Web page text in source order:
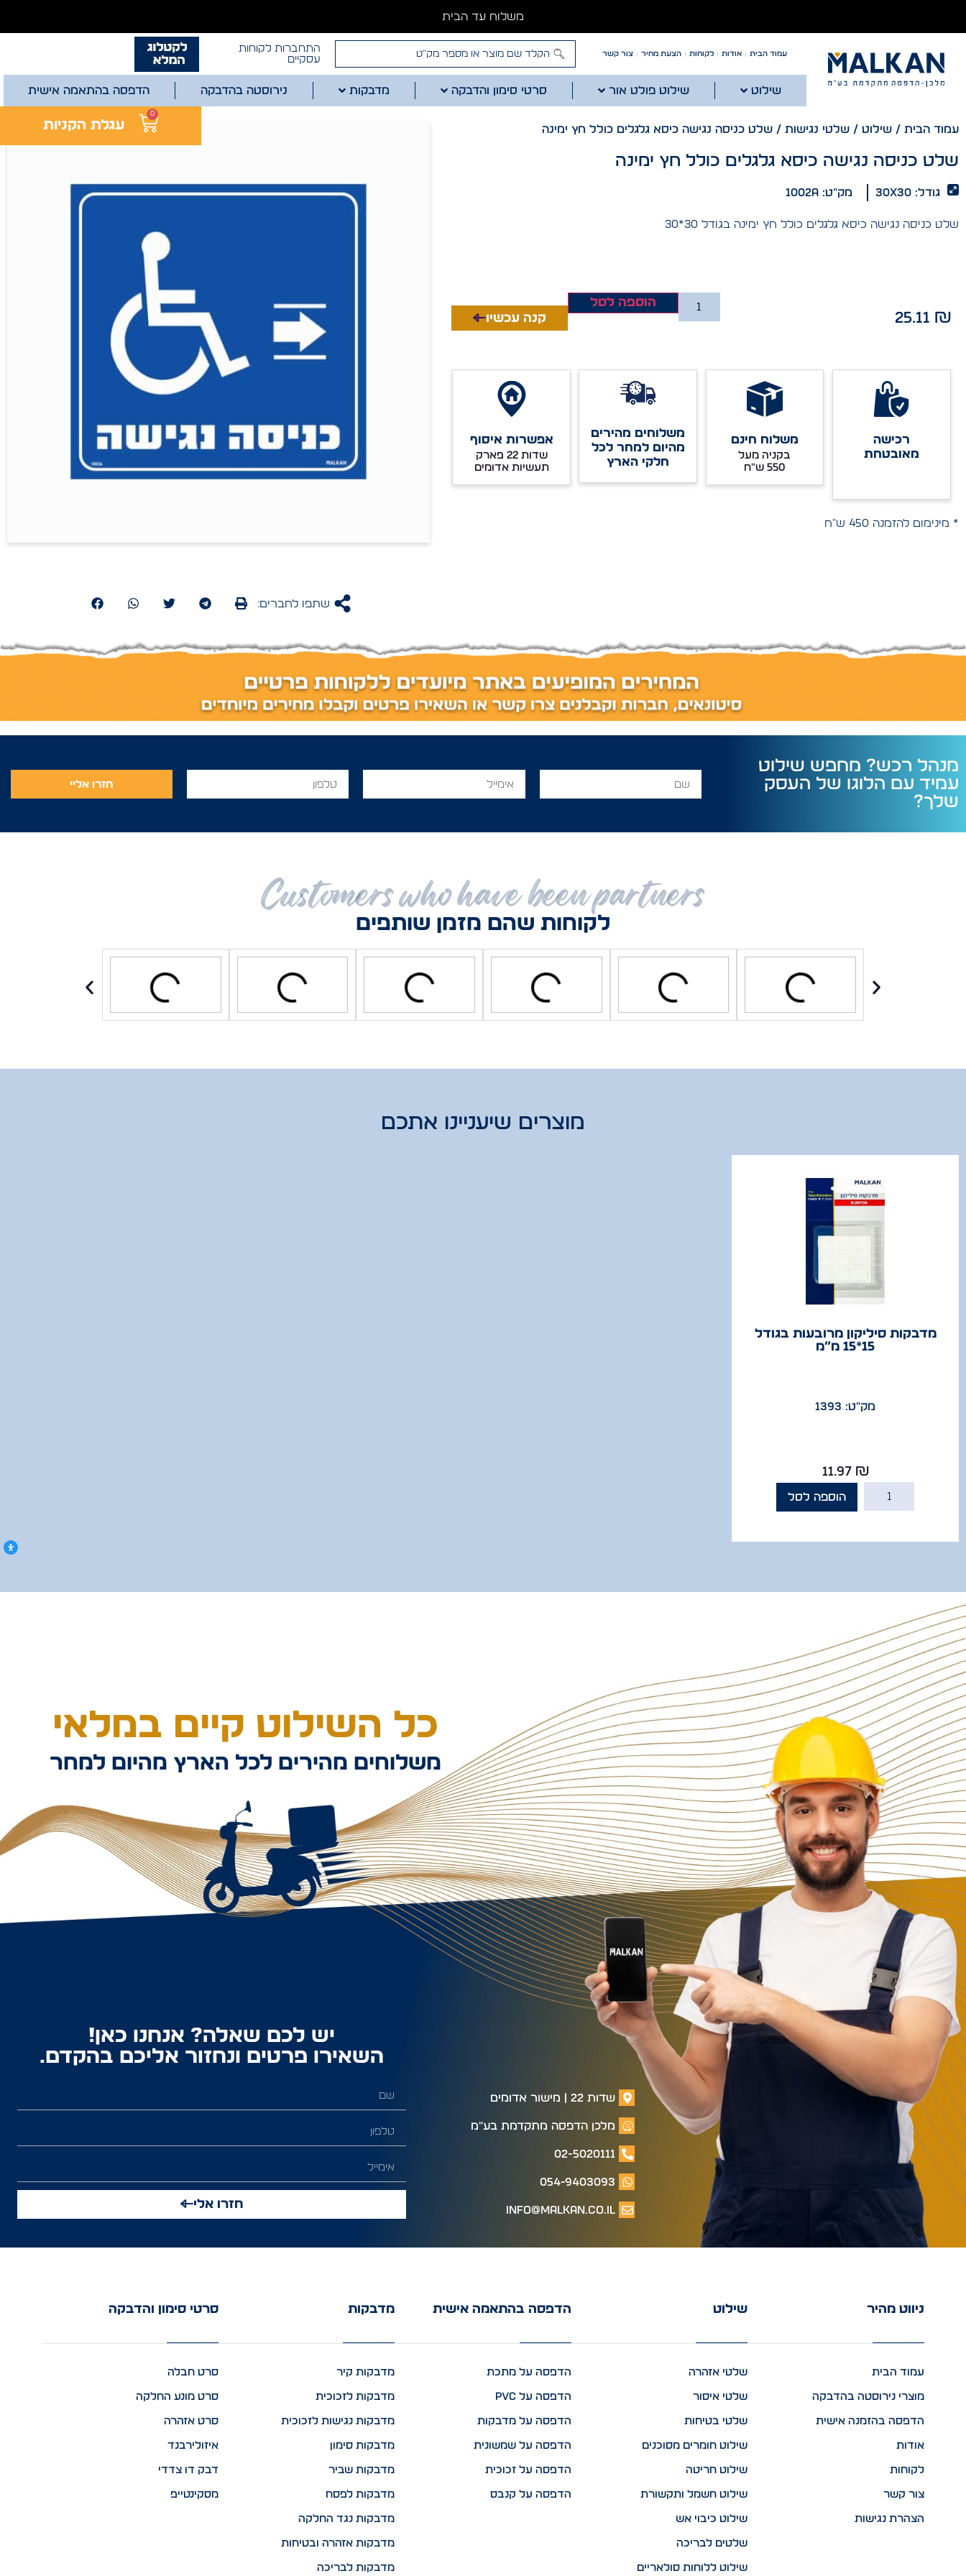
משלוח עד הבית
עמוד הבית אודות לקוחות הצעת מחיר צור קשר
התחברות לקוחות
עסקיים
שילוט שילוט פולט אור סרטי סימון והדבקה מדבקות נירוסטה בהדבקה הדפסה בהתאמה אישית
0
עמוד הבית / שילוט / שלטי נגישות / שלט כניסה נגישה כיסא גלגלים כולל חץ ימינה
שלט כניסה נגישה כיסא גלגלים כולל חץ ימינה
גודל: 30x30 מק"ט: 1002A
שלט כניסה נגישה כיסא גלגלים כולל חץ ימינה בגודל 30*30
25.11 ₪
הוספה לסל
קנה עכשיו
רכישה
מאובטחת
משלוח חינם
בקניה מעל
משלוחים מהירים
מהיום למחר לכל
חלקי הארץ
אפשרות איסוף
שדות 22 פארק
תעשיות אדומים
* מינימום להזמנה 450 ש"ח
שתפו לחברים:
מנהל רכש? מחפש שילוט
עמיד עם הלוגו של העסק
שלך?
חזרו אליי
Customers who have been partners
לקוחות שהם מזמן שותפים
מוצרים שיעניינו אתכם
מדבקות סיליקון מרובעות בגודל
15*15 מ”מ
מק"ט: 1393
11.97 ₪
הוספה לסל
כל השילוט קיים במלאי
משלוחים מהירים לכל הארץ מהיום למחר
שדות 22 | מישור אדומים
מלכן הדפסה מתקדמת בע"מ
02-5020111
054-9403093
info@malkan.co.il
יש לכם שאלה? אנחנו כאן!
השאירו פרטים ונחזור אליכם בהקדם.
חזרו אלי
ניווט מהיר
עמוד הבית
מוצרי נירוסטה בהדבקה
הדפסה בהזמנה אישית
אודות
לקוחות
צור קשר
הצהרת נגישות
שילוט
שלטי אזהרה
שלטי איסור
שלטי בטיחות
שילוט חומרים מסוכנים
שילוט חריטה
שילוט חשמל ותקשורת
שילוט כיבוי אש
שלטים לבריכה
שילוט ללוחות סולאריים
הדפסה בהתאמה אישית
הדפסה על מתכת
הדפסה על PVC
הדפסה על מדבקות
הדפסה על שמשונית
הדפסה על זכוכית
הדפסה על קנבס
מדבקות
מדבקות קיר
מדבקות לזכוכית
מדבקות נגישות לזכוכית
מדבקות סימון
מדבקות שביר
מדבקות לפסח
מדבקות נגד החלקה
מדבקות אזהרה ובטיחות
מדבקות לבריכה
סרטי סימון והדבקה
סרט חבלה
סרט מונע החלקה
סרט אזהרה
איזולירבנד
דבק דו צדדי
מסקינטייפ